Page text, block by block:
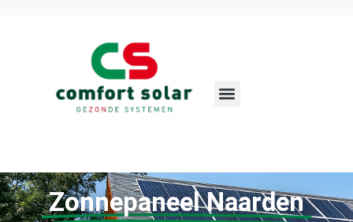
Zonnepaneel Naarden